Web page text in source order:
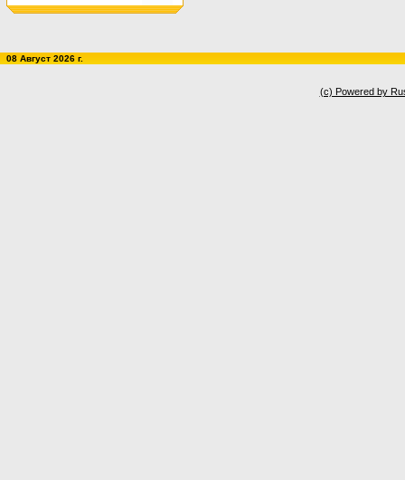
08 Август 2026 г.
(c) Powered by